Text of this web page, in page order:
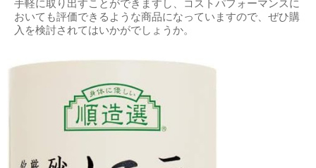
手軽に取り出すことができますし、コストパフォーマンスに
おいても評価できるような商品になっていますので、ぜひ購
入を検討されてはいかがでしょうか。